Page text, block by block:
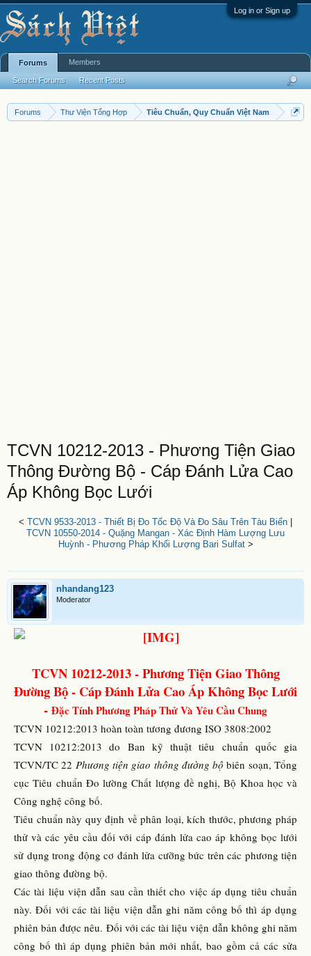
Log in or Sign up
Forums Thư Viện Tổng Hợp Tiêu Chuẩn, Quy Chuẩn Việt Nam
TCVN 10212-2013 - Phương Tiện Giao
Thông Đường Bộ - Cáp Đánh Lửa Cao
Áp Không Bọc Lưới
< TCVN 9533-2013 - Thiết Bị Đo Tốc Độ Và Đo Sâu Trên Tàu Biển
TCVN 10550-2014 - Quặng Mangan - Xác Định Hàm Lượng Lưu
Huỳnh - Phương Pháp Khối Lượng Bari Sulfat>
nhandang123
Moderator
TCVN 10212-2013 - Phương Tiện Giao Thông
Đường Bộ - Cáp Đánh Lửa Cao Áp Không Bọc Lưới
- Đặc Tính Phương Pháp Thử Và Yêu Cầu Chung
TCVN 10212:2013 hoàn toàn tương đương ISO 3808:2002
TCVN 10212:2013 do Ban kỹ thuật tiêu chuẩn quốc gia
TCVN/TC 22 Phương tiện giao thông đường bộbiên soạn, Tổng
cục Tiêu chuẩn Đo lường Chất lượng đề nghị, Bộ Khoa học và
Công nghệ công bố.
Tiêu chuẩn này quy định về phân loại, kích thước, phương pháp
thử và các yêu cầu đối với cáp đánh lửa cao áp không bọc lưới
sử dụng trong động cơ đánh lửa cưỡng bức trên các phương tiện
giao thông đường bộ.
Các tài liệu viện dẫn sau cần thiết cho việc áp dụng tiêu chuẩn
này. Đối với các tài liệu viện dẫn ghi năm công bố thì áp dụng
phiên bản được nêu. Đối với các tài liệu viện dẫn không ghi năm
công bố thì áp dụng phiên bản mới nhất, bao gồm cả các sửa
Forums
Search Forums Recent Posts
Members